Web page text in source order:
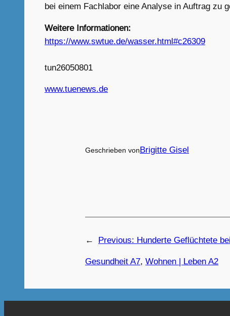
bei einem Fachlabor eine Analyse in Auftrag zu
Weitere Informationen:
https://www.swtue.de/wasser.html#c26309
tun26050801
www.tuenews.de
Geschrieben vonBrigitte Gisel
← Previous: Hunderte Geflüchtete
Gesundheit A7, Wohnen | Leben A2